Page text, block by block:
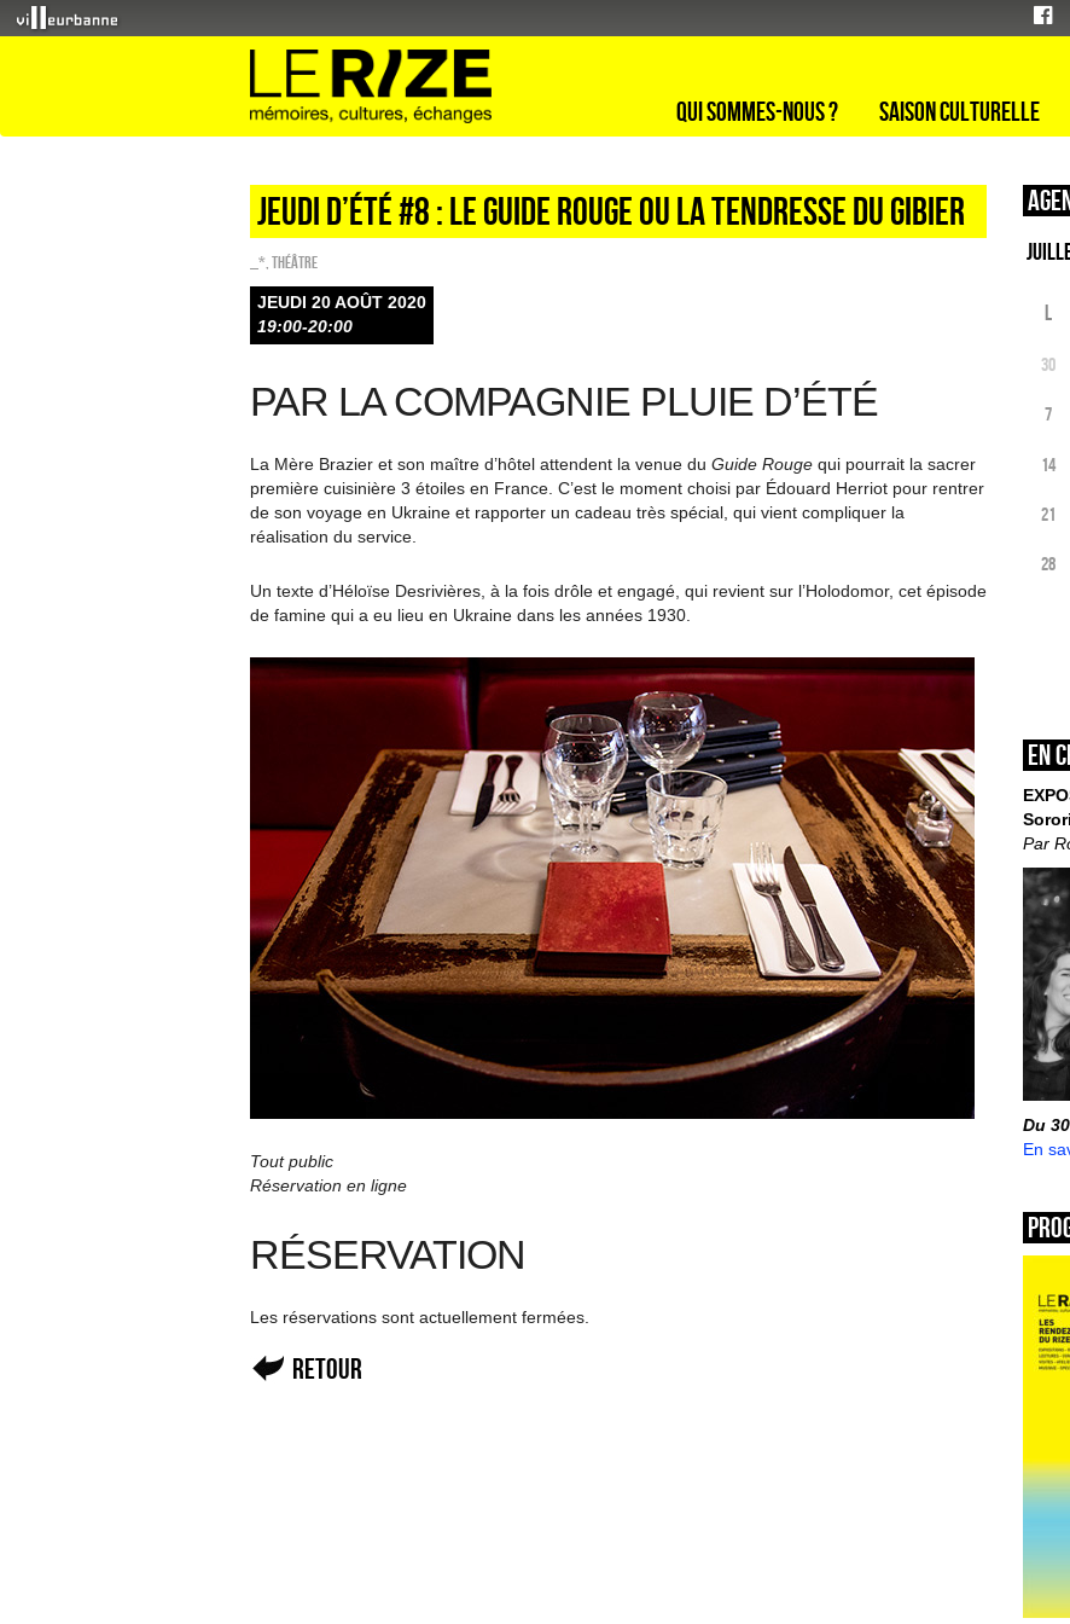
Qui sommes-nous ? Saison culturelle
Jeudi d’été #8 : Le Guide rouge ou La tendresse du gibier
_* Théâtre
JEUDI 20 AOÛT 2020
19:00-20:00
PAR LA COMPAGNIE PLUIE D’ÉTÉ
La Mère Brazier et son maître d’hôtel attendent la venue du Guide Rouge qui pourrait la sacrer
première cuisinière 3 étoiles en France. C’est le moment choisi par Édouard Herriot pour rentrer
de son voyage en Ukraine et rapporter un cadeau très spécial, qui vient compliquer la
réalisation du service.
Un texte d’Héloïse Desrivières, à la fois drôle et engagé, qui revient sur l’Holodomor, cet épisode
de famine qui a eu lieu en Ukraine dans les années 1930.
Tout public
Réservation en ligne
RÉSERVATION
Les réservations sont actuellement fermées.
Retour
L
30
7
14
21
28
En
Par
Du
En